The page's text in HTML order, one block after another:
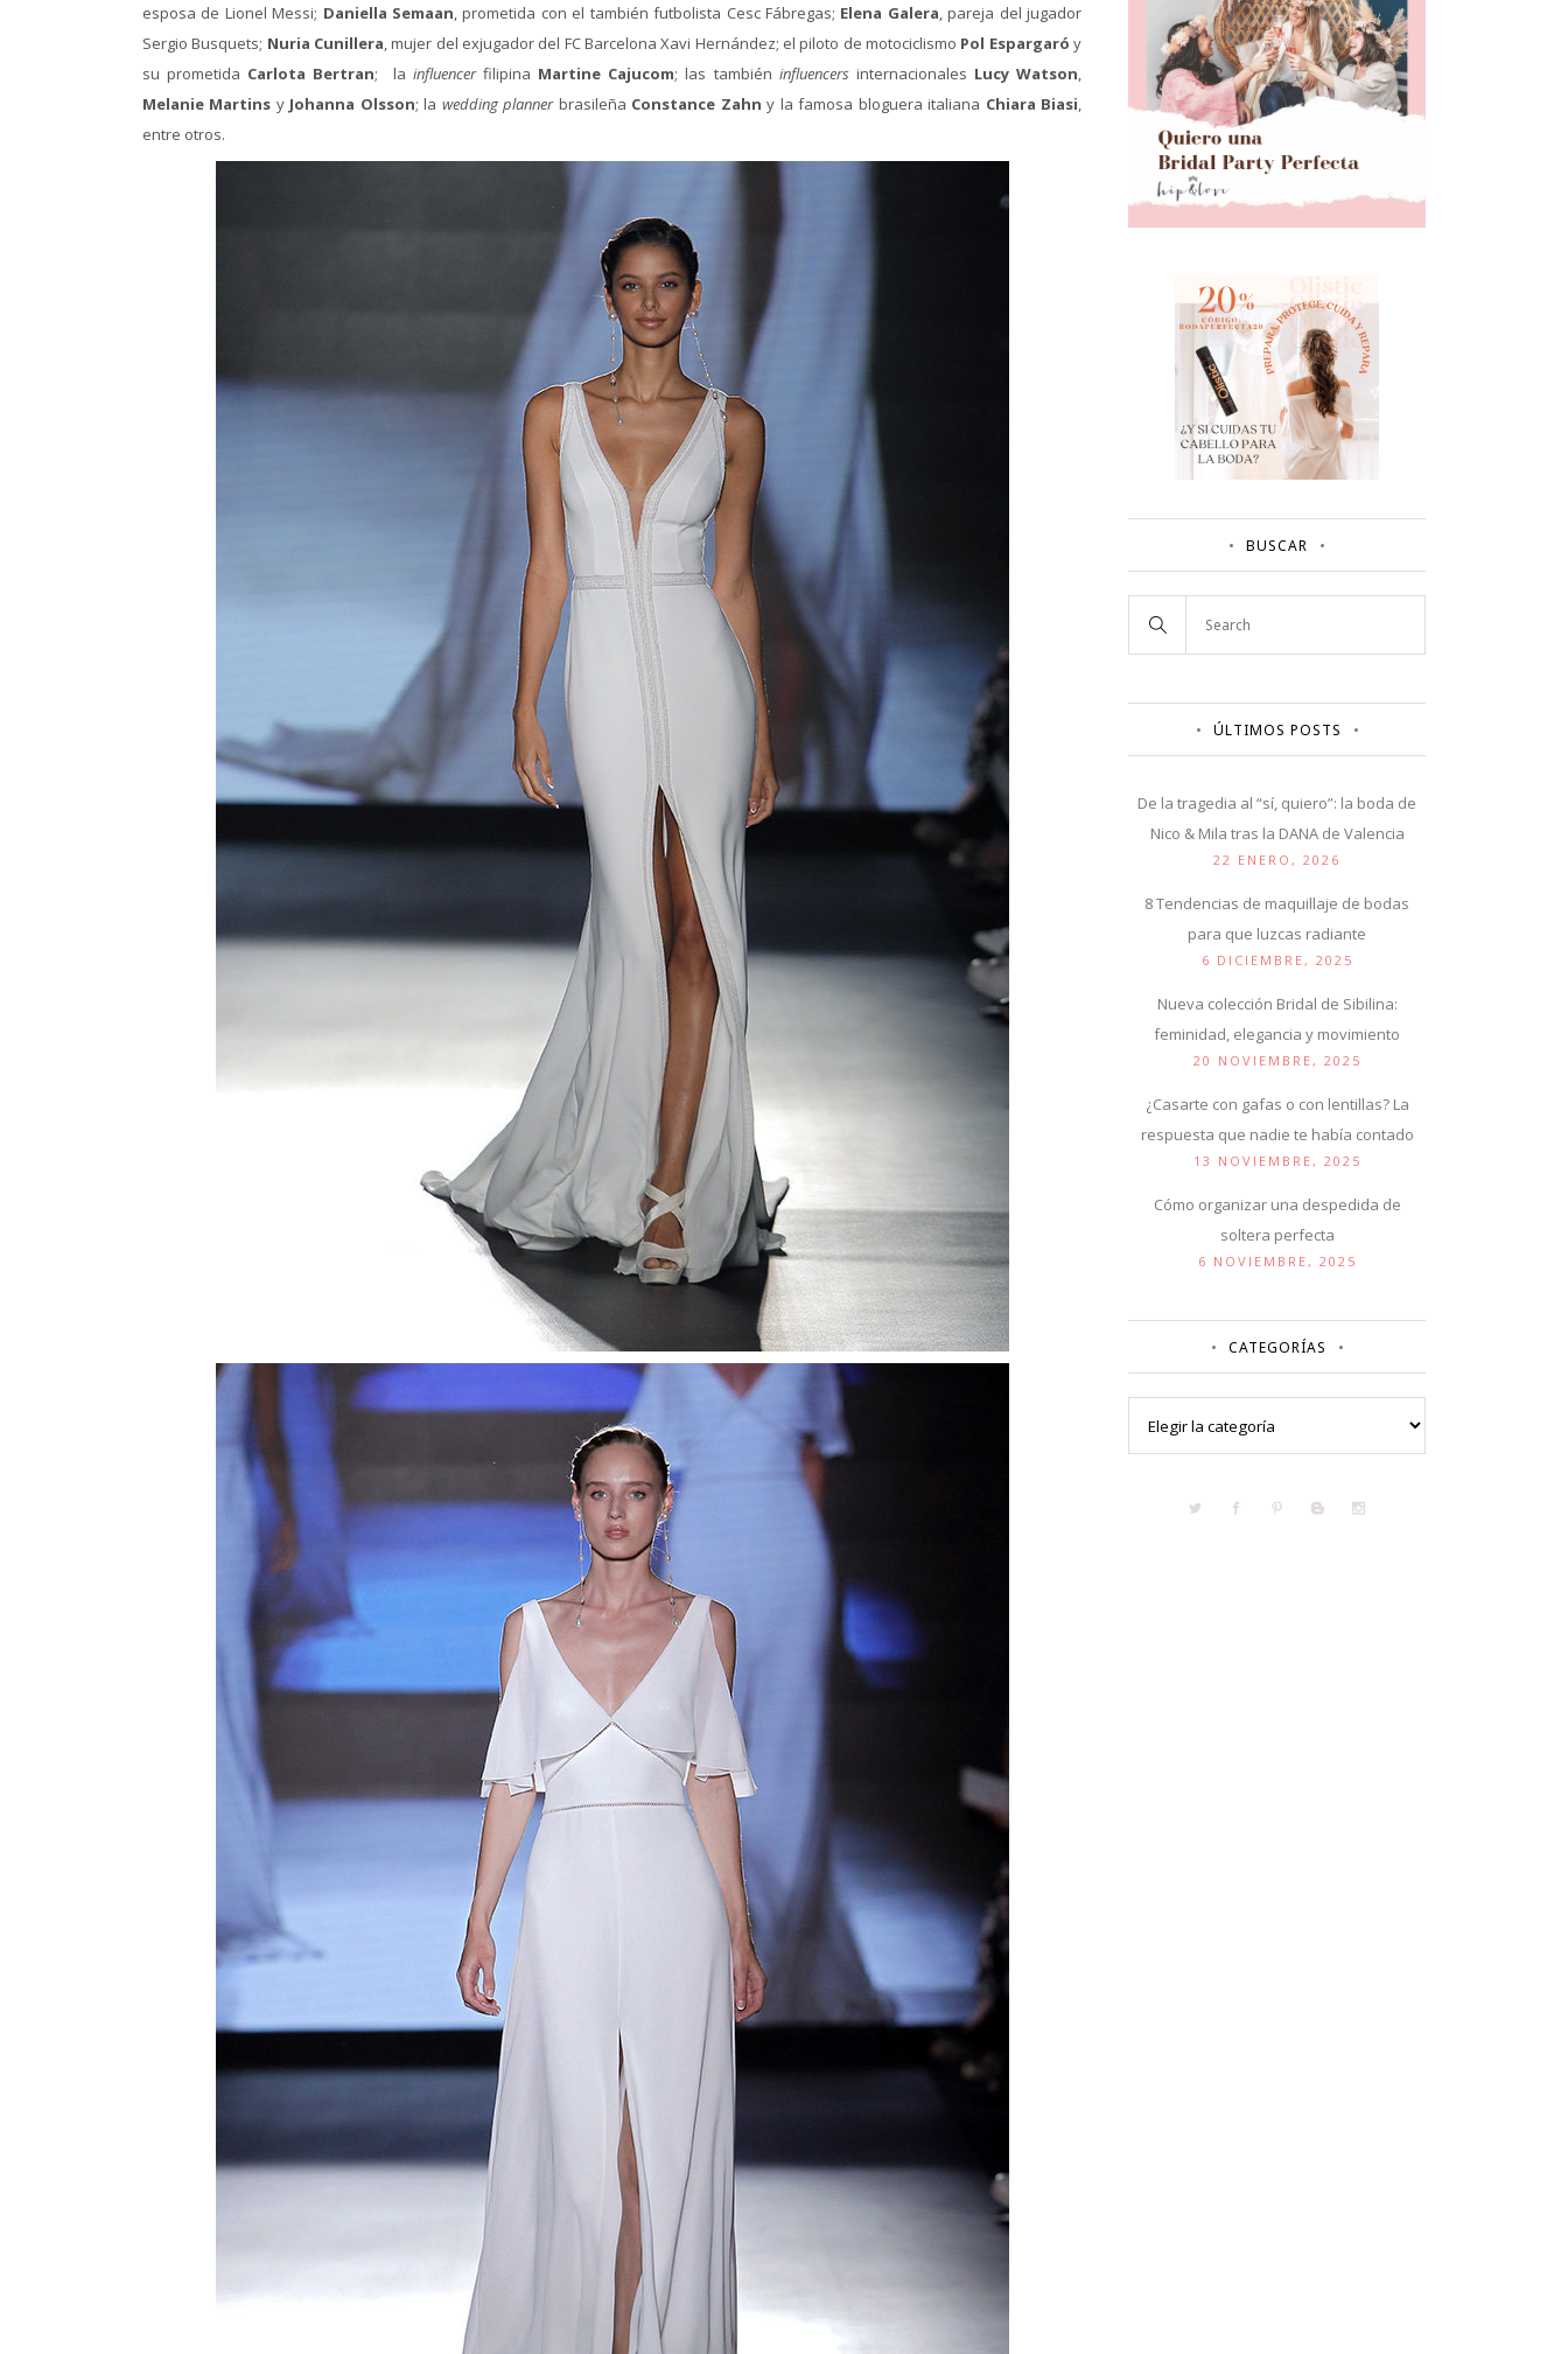
esposa de Lionel Messi; Daniella Semaan, prometida con el también futbolista Cesc Fábregas; Elena Galera, pareja del jugador
Sergio Busquets; Nuria Cunillera, mujer del exjugador del FC Barcelona Xavi Hernández; el piloto de motociclismo Pol Espargaró y
su prometida Carlota Bertran; la influencer filipina Martine Cajucom; las también influencers internacionales Lucy Watson,
Melanie Martins y Johanna Olsson; la wedding plannerbrasileña Constance Zahn y la famosa bloguera italiana Chiara Biasi,
entre otros.
BUSCAR
ÚLTIMOS POSTS
De la tragedia al “sí, quiero”: la boda de
Nico & Mila tras la DANA de Valencia
22 ENERO, 2026
8 Tendencias de maquillaje de bodas
para que luzcas radiante
6 DICIEMBRE, 2025
Nueva colección Bridal de Sibilina:
feminidad, elegancia y movimiento
20 NOVIEMBRE, 2025
¿Casarte con gafas o con lentillas? La
respuesta que nadie te había contado
13 NOVIEMBRE, 2025
Cómo organizar una despedida de
soltera perfecta
6 NOVIEMBRE, 2025
CATEGORÍAS